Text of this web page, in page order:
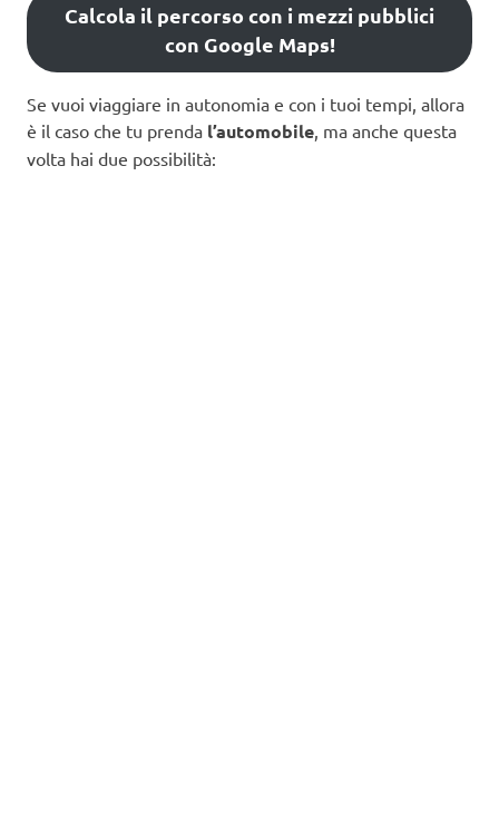
Calcola il percorso con i mezzi pubblici
con Google Maps!
Se vuoi viaggiare in autonomia e con i tuoi tempi, allora
è il caso che tu prenda l’automobile , ma anche questa
volta hai due possibilità: